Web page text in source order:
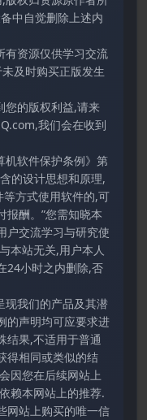
中自觉删除上述内
有资源仅供学习交流
及时购买正版发生
您的版权利益,请来
我们会在收到
机软件保护条例》第
的设计思想和原理,
方式使用软件的,可
报酬。”您需知晓本
户交流学习与研究使
本站无关,用户本人
24小时之内删除,否
现我们的产品及其潜
的声明均可应要求进
结果,不适用于普通
得相同或类似的结
因您在后续网站上
赖本网站上的推荐.
网站上购买的唯一信